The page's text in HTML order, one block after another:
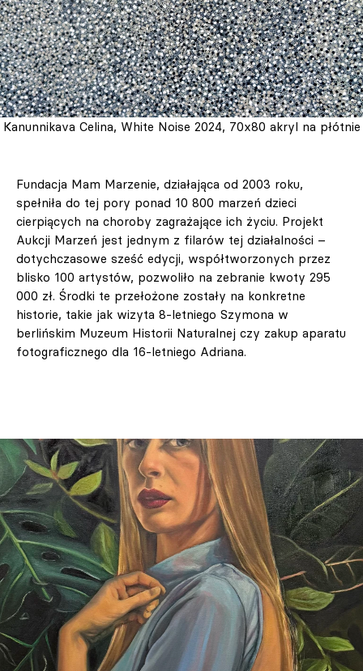
Kanunnikava Celina, White Noise 2024, 70x80 akryl na płótnie
Fundacja Mam Marzenie, działająca od 2003 roku,
spełniła do tej pory ponad 10 800 marzeń dzieci
cierpiących na choroby zagrażające ich życiu. Projekt
Aukcji Marzeń jest jednym z filarów tej działalności –
dotychczasowe sześć edycji, współtworzonych przez
blisko 100 artystów, pozwoliło na zebranie kwoty 295
000 zł. Środki te przełożone zostały na konkretne
historie, takie jak wizyta 8-letniego Szymona w
berlińskim Muzeum Historii Naturalnej czy zakup aparatu
fotograficznego dla 16-letniego Adriana.